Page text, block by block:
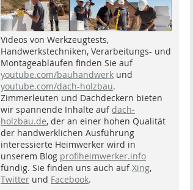
Videos von Werkzeugtests,
Handwerkstechniken, Verarbeitungs- und
Montageabläufen finden Sie auf
youtube.com/bauhandwerk und
youtube.com/dach-holzbau.
Zimmerleuten und Dachdeckern bieten
wir spannende Inhalte auf dach-
holzbau.de, der an einer hohen Qualität
der handwerklichen Ausführung
interessierte Heimwerker wird in
unserem Blog profiheimwerker.info
fündig. Sie finden uns auch aufXing,
Twitter und Facebook.